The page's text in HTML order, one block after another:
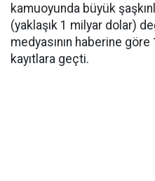
kamuoyunda büyük
(yaklaşık 1 milyar dolar)
medyasının haberine
kayıtlara geçti.